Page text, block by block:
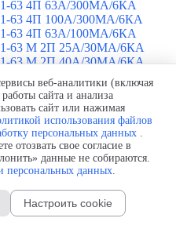
63 4П 63А/300МА/6КА
63 4П 100А/300МА/6КА
63 4П 63А/100MA/6КА
63 M 2П 25А/30МА/6КА
63 M 2П 40А/30МА/6КА
63 M 2П 63А/300МА/6КА
выключатели ▼
47-29 1П 2А
47-29 1П 3А
47-29 1П 4А
47-29 1П 6А
29 1П 10А
29 1П 16А
47-29 1П 20А
47-29 1П 25А
47-29 1П 32А
веб-аналитики (включая
сайта и анализа
сайт или нажимая
использования файлов
персональных данных .
отозвать свое согласие в
данные не собираются.
персональных данных.
Настроить cookie